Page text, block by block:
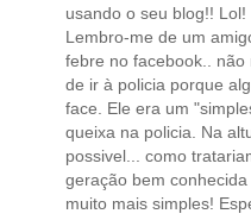
usando o seu blog!! Lol!
Lembro-me de um
febre no facebook..
de ir à policia porque
face. Ele era um
queixa na policia. Na
possivel... como
geração bem
muito mais simples!